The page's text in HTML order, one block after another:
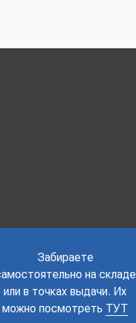
Забираете
на складе
или в точках выдачи. Их
можно посмотреть ТУТ